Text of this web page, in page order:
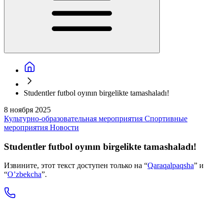
Studentler futbol oyının birgelikte tamashaladı!
8 ноября 2025
Культурно-образовательная мероприятия Спортивные
мероприятия Новости
Studentler futbol oyının birgelikte tamashaladı!
Извините, этот текст доступен только на “Qaraqalpaqsha” и
“O’zbekcha”.